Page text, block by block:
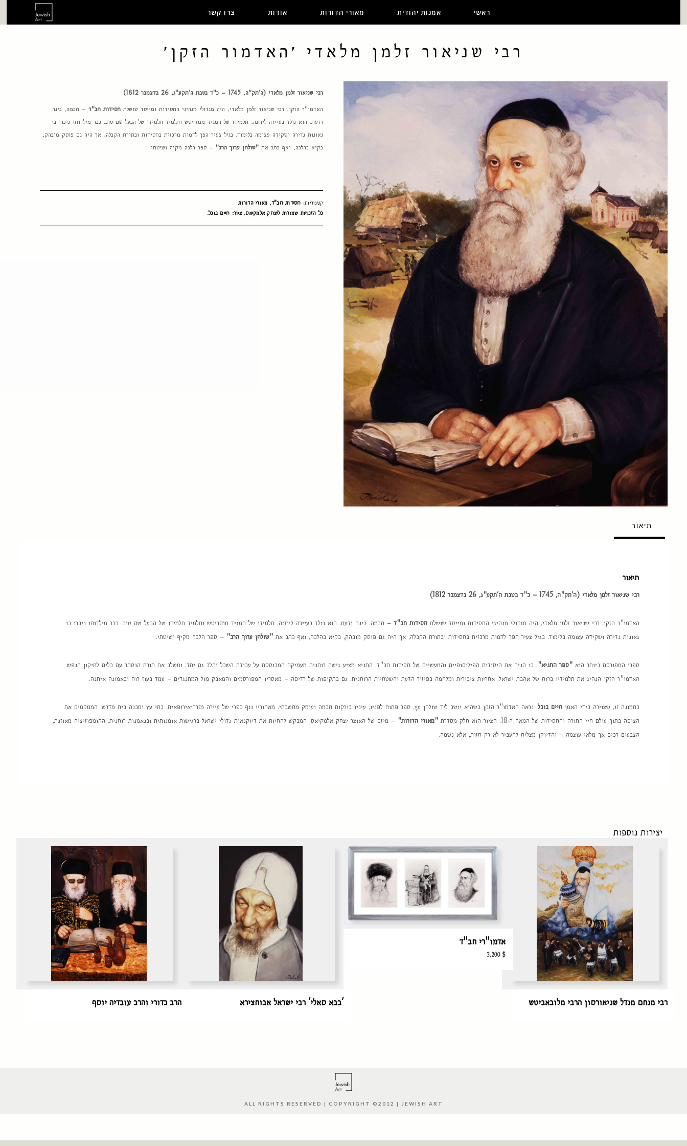
ראשי אמנות יהודית מאורי הדורות אודות צרו קשר
רבי שניאור זלמן מלאדי ׳האדמור הזקן׳
רבי שניאור זלמן מלאדי (ה'תק"ה, 1745 – כ"ד בטבת ה'תקע"ג, 26 בדצמבר 1812)
האדמו"ר הזקן, רבי שניאור זלמן מלאדי, היה מגדולי מנהיגי החסידות ומייסד שושלת חסידות חב"ד– חכמה, בינה
ודעת. הוא נולד בעיירה ליוזנה, תלמידו של המגיד ממזריטש ותלמיד תלמידו של הבעל שם טוב. כבר מילדותו ניכרו בו
גאונות נדירה ושקידה עצומה בלימוד. בגיל צעיר הפך לדמות מרכזית בחסידות ובתורת הקבלה, אך היה גם פוסק מובהק,
בקיא בהלכה, ואף כתב את "שולחן ערוך הרב" – ספר הלכה מקיף ושיטתי.
קטגוריות: חסידות חב"ד, מאורי הדורות
כל הזכויות שמורות ליצחק אלמקיאס. ציור: חיים בוכל.
תיאור
תיאור
רבי שניאור זלמן מלאדי (ה'תק"ה, 1745 – כ"ד בטבת ה'תקע"ג, 26 בדצמבר 1812)
האדמו"ר הזקן, רבי שניאור זלמן מלאדי, היה מגדולי מנהיגי החסידות ומייסד שושלתחסידות חב"ד – חכמה, בינה ודעת. הוא נולד בעיירה ליוזנה, תלמידו של המגיד ממזריטש ותלמיד תלמידו של הבעל שם טוב. כבר מילדותו ניכרו בו
גאונות נדירה ושקידה עצומה בלימוד. בגיל צעיר הפך לדמות מרכזית בחסידות ובתורת הקבלה, אך היה גם פוסק מובהק, בקיא בהלכה, ואף כתב את"שולחן ערוך הרב" – ספר הלכה מקיף ושיטתי.
ספרו המפורסם ביותר הוא"ספר התניא", בו הניח את היסודות הפילוסופיים והמעשיים של חסידות חב"ד. התניא מציע גישה רוחנית מעמיקה המבוססת על עבודת השכל והלב גם יחד, ומשלב את תורת הנסתר עם כלים לתיקון הנפש.
האדמו"ר הזקן הנהיג את תלמידיו ברוח של אהבת ישראל, אחריות ציבורית ומלחמה בפיזור הדעת והשטחיות הרוחנית. גם בתקופות של רדיפה – מאסריו המפורסמים והמאבק מול המתנגדים – עמד בעוז רוח ובאמונה איתנה.
בתמונה זו, שצוירה בידי האמןחיים בוכל, נראה האדמו"ר הזקן כשהוא יושב ליד שולחן עץ, ספר פתוח לפניו, עיניו בורקות חכמה ועומק מחשבתי. מאחוריו נוף כפרי של עיירה מזרח־אירופאית, בתי עץ ומבנה בית מדרש, הממקמים את
הצופה בתוך עולם חיי התורה והחסידות של המאה ה־18. הציור הוא חלק מסדרת
"מאורי הדורות" – מיזם של האוצר יצחק אלמקיאס, המבקש להחיות את דיוקנאות גדולי ישראל ברגישות אומנותית ובנאמנות רוחנית. הקומפוזיציה מאוזנת,
הצבעים רכים אך מלאי עוצמה – והדיוקן מצליח להעביר לא רק חזות, אלא נשמה.
יצירות נוספות
רבי מנחם מנדל שניאורסון הרבי מלובאביטש
אדמו"רי חב"ד
3,200 $
'בבא סאלי' רבי ישראל אבוחצירא הרב כדורי והרב עובדיה יוסף
ALL RIGHTS RESERVED | COPYRIGHT ©2012 | JEWISH ART